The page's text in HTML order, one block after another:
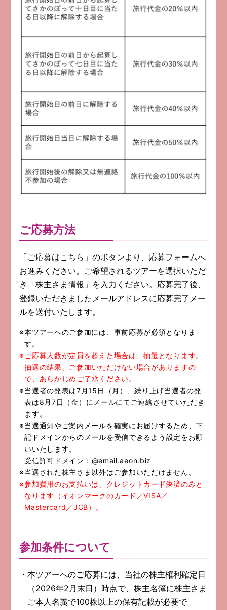
ご応募方法
「ご応募はこちら」のボタンより、応募フォームへ
お進みください。ご希望されるツアーを選択いただ
き「株主さま情報」を入力ください。応募完了後、
登録いただきましたメールアドレスに応募完了メー
ルを送付いたします。
※本ツアーへのご参加には、事前応募が必須となりま
す。
※ご応募人数が定員を超えた場合は、抽選となります。
抽選の結果、ご参加いただけない場合がありますの
で、あらかじめご了承ください。
※当選者の発表は7月15日（月）、繰り上げ当選者の発
表は8月7日（金）にメールにてご連絡させていただき
ます。
※当選通知やご案内メールを確実にお届けするため、下
記ドメインからのメールを受信できるよう設定をお願
いいたします。
受信許可ドメイン：@email.aeon.biz
※当選された株主さま以外はご参加いただけません。
※参加費用のお支払いは、クレジットカード決済のみと
なります（イオンマークのカード／VISA／
Mastercard／JCB）。
参加条件について
本ツアーへのご応募には、当社の株主権利確定日
（2026年2月末日）時点で、株主名簿に株主さま
ご本人名義で100株以上の保有記載が必要で